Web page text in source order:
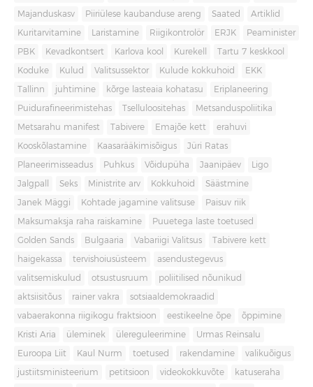
Majanduskasv Piiriülese kaubanduse areng Saated Artiklid
Kuritarvitamine Laristamine Riigikontrolör ERJK Peaminister
PBK Kevadkontsert Karlova kool Kurekell Tartu 7 keskkool
Koduke Kulud Valitsussektor Kulude kokkuhoid EKK
Tallinn juhtimine kõrge lasteaia kohatasu Eriplaneering
Puidurafineerimistehas Tselluloositehas Metsanduspoliitika
Metsarahu manifest Tabivere Emajõe kett erahuvi
Kooskõlastamine Kaasarääkimisõigus Jüri Ratas
Planeerimisseadus Puhkus Võidupüha Jaanipäev Ligo
Jalgpall Seks Ministrite arv Kokkuhoid Säästmine
Janek Mäggi Kohtade jagamine valitsuse Paisuv riik
Maksumaksja raha raiskamine Puuetega laste toetused
Golden Sands Bulgaaria Vabariigi Valitsus Tabivere kett
haigekassa tervishoiusüsteem asendustegevus
valitsemiskulud otsustusruum poliitilised nõunikud
aktsiisitõus rainer vakra sotsiaaldemokraadid
vabaerakonna riigikogu fraktsioon eestikeelne õpe õppimine
Kristi Aria üleminek ülereguleerimine Urmas Reinsalu
Euroopa Liit Kaul Nurm toetused rakendamine valikuõigus
justiitsministeerium petitsioon videokokkuvõte katuseraha